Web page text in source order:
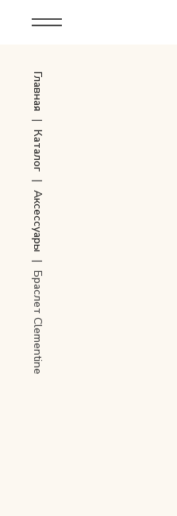
Дополнительные услуги
Все
Новинки
Популярное
Женские сумки
LIMITED
Мужские сумки
Рюкзаки
Главная
|
Каталог
|
Аксессуары
|
Браслет Clementine